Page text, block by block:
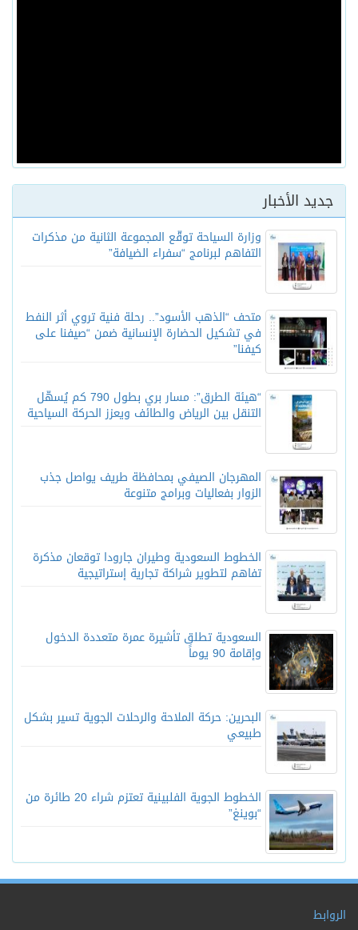
جديد الأخبار
وزارة السياحة توقّع المجموعة الثانية من مذكرات
التفاهم لبرنامج “سفراء الضيافة”
متحف “الذهب الأسود”.. رحلة فنية تروي أثر النفط
في تشكيل الحضارة الإنسانية ضمن “صيفنا على
كيفنا”
“هيئة الطرق”: مسار بري بطول 790 كم يُسهّل
التنقل بين الرياض والطائف ويعزز الحركة السياحية
المهرجان الصيفي بمحافظة طريف يواصل جذب
الزوار بفعاليات وبرامج متنوعة
الخطوط السعودية وطيران جارودا توقعان مذكرة
تفاهم لتطوير شراكة تجارية إستراتيجية
السعودية تطلق تأشيرة عمرة متعددة الدخول
وإقامة 90 يوماً
البحرين: حركة الملاحة والرحلات الجوية تسير بشكل
طبيعي
الخطوط الجوية الفلبينية تعتزم شراء 20 طائرة من
“بوينغ”
الروابط